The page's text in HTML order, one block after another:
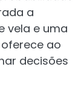
a
vela e uma
ao
decisões